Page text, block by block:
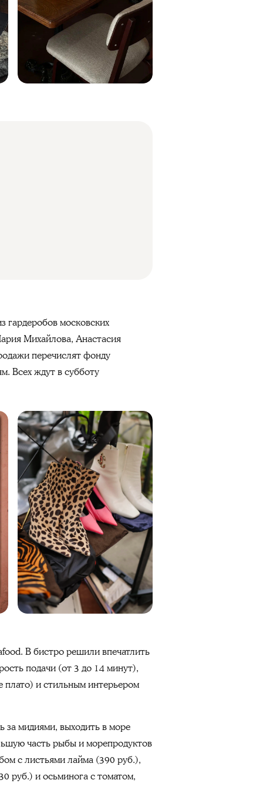
гардеробов московских
Михайлова, Анастасия
перечислят фонду
Всех ждут в субботу
В бистро решили впечатлить
подачи (от 3 до 14 минут),
плато) и стильным интерьером
мидиями, выходить в море
часть рыбы и морепродуктов
с листьями лайма (390 руб.),
руб.) и осьминога с томатом,